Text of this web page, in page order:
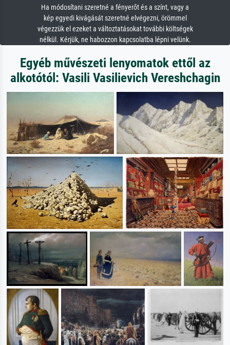
Ha módosítani szeretné a fényerőt és a színt, vagy a
kép egyedi kivágását szeretné elvégezni, örömmel
végezzük el ezeket a változtatásokat további költségek
nélkül. Kérjük, ne habozzon kapcsolatba lépni velünk.
Egyéb művészeti lenyomatok ettől az
alkotótól: Vasili Vasilievich Vereshchagin